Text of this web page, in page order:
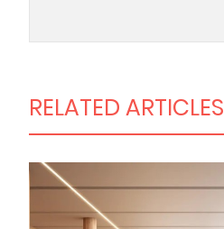
RELATED ARTICLES